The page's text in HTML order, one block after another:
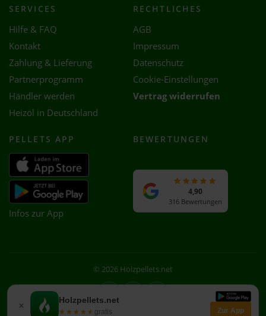
× Holzpellets.net
★★★★★
★★★★★ gratis Zur App
SERVICES
Hilfe & FAQ
Kontakt
Zahlung & Lieferung
Partnerprogramm
Händler werden
Heizöl in Deutschland
RECHTLICHES
AGB
Impressum
Datenschutz
Cookie-Einstellungen
Vertrag widerrufen
PELLETS APP
Infos zur App
BEWERTUNGEN
4,90
316 Bewertungen
© 2026 Holzpellets.net
Facebook